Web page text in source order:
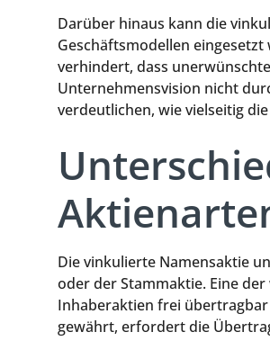
Darüber hinaus kann die
Geschäftsmodellen
verhindert, dass
Unternehmensvision nicht
verdeutlichen, wie vielseitig
Die vinkulierte Namensaktie
oder der Stammaktie. Eine
Inhaberaktien frei übertragbar
gewährt, erfordert die